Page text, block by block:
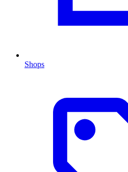
Shops